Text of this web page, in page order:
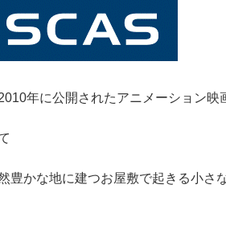
年に公開されたアニメーション映
豊かな地に建つお屋敷で起きる小さ